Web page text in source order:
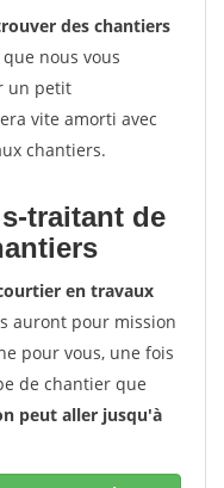
des chantiers
nous vous
un petit
vite amorti avec
chantiers.
traitant de
en travaux
auront pour mission
pour vous, une fois
de chantier que
peut aller jusqu'à